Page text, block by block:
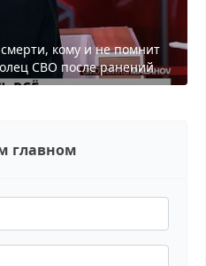
кому и не помнит
СВО после ранений
главном